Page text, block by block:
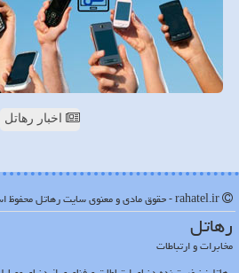
اخبار رهاتل
رهاتل
مخابرات و ارتباطات